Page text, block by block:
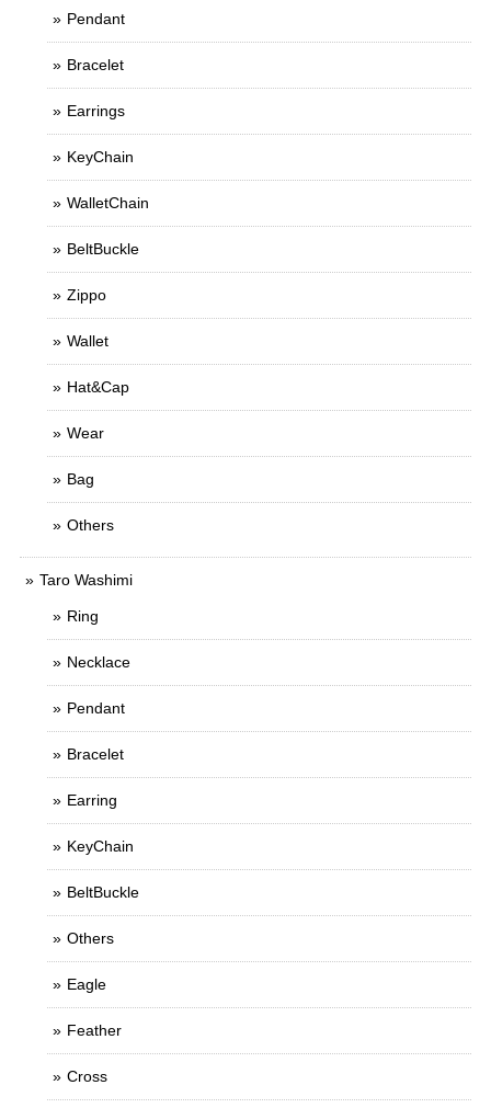
Pendant
Bracelet
Earrings
KeyChain
WalletChain
BeltBuckle
Zippo
Wallet
Hat&Cap
Wear
Bag
Others
Taro Washimi
Ring
Necklace
Pendant
Bracelet
Earring
KeyChain
BeltBuckle
Others
Eagle
Feather
Cross